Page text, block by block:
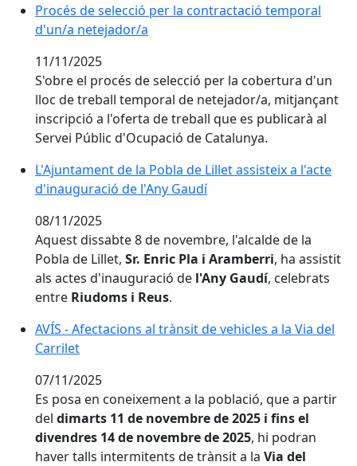
Procés de selecció per la contractació temporal
Procés de selecció per la contractació temporal
d'un/a netejador/a
11/11/2025
S'obre el procés de selecció per la cobertura d'un
lloc de treball temporal de netejador/a, mitjançant
inscripció a l'oferta de treball que es publicarà al
Servei Públic d'Ocupació de Catalunya.
L'Ajuntament de la Pobla de Lillet assisteix a l'acte
L'Ajuntament de la Pobla de Lillet assisteix a l'acte
d'inauguració de l'Any Gaudí
08/11/2025
Aquest dissabte 8 de novembre, l'alcalde de la
Pobla de Lillet, Sr. Enric Pla i Aramberri, ha assistit
als actes d'inauguració de l'Any Gaudí, celebrats
entre Riudoms i Reus.
AVÍS - Afectacions al trànsit de vehicles a la Via del
AVÍS - Afectacions al trànsit de vehicles a la Via del
Carrilet
07/11/2025
Es posa en coneixement a la població, que a partir
del dimarts 11 de novembre de 2025 i fins el
divendres 14 de novembre de 2025, hi podran
haver talls intermitents de trànsit a la Via del